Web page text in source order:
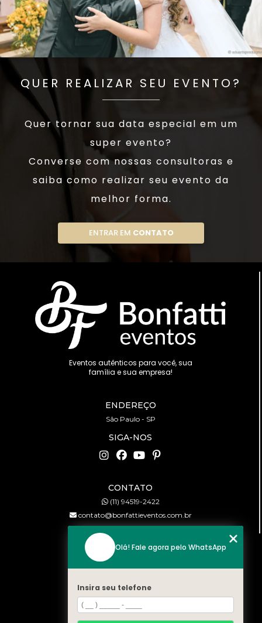
QUER REALIZAR SEU EVENTO?
Quer tornar sua data especial em um
super evento?
Converse com nossas consultoras e
saiba como realizar seu evento da
melhor forma.
ENTRAR EM CONTATO
Eventos autênticos para você, sua
família e sua empresa!
ENDEREÇO
São Paulo - SP
SIGA-NOS
CONTATO
(11) 94519-2422
contato@bonfattieventos.com.br
MENU
SERVIÇOS
CATEGORIAS
Olá! Fale agora pelo WhatsApp
Insira seu telefone